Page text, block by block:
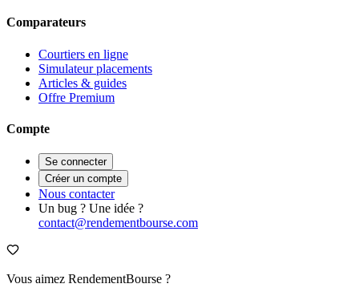
Comparateurs
Courtiers en ligne
Simulateur placements
Articles & guides
Offre Premium
Compte
Se connecter
Créer un compte
Nous contacter
Un bug ? Une idée ?
contact@rendementbourse.com
Vous aimez RendementBourse ?